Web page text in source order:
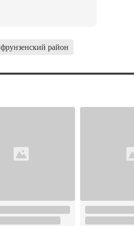
фрунзенский район